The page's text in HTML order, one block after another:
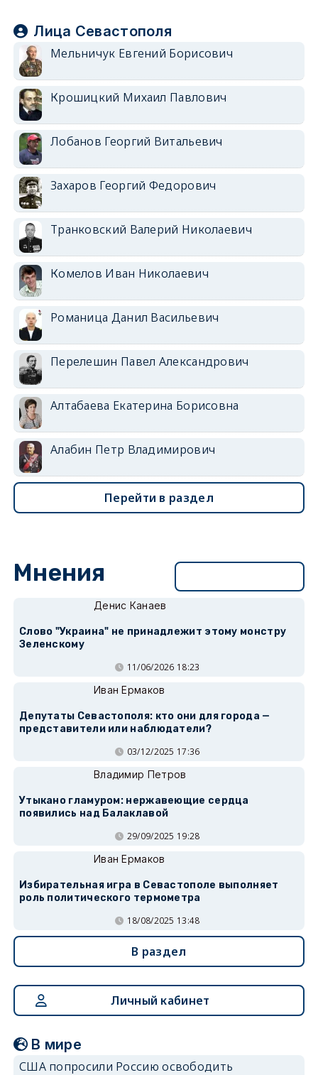
Лица Севастополя
Мельничук Евгений Борисович
Крошицкий Михаил Павлович
Лобанов Георгий Витальевич
Захаров Георгий Федорович
Транковский Валерий Николаевич
Комелов Иван Николаевич
Романица Данил Васильевич
Перелешин Павел Александрович
Алтабаева Екатерина Борисовна
Алабин Петр Владимирович
Перейти в раздел
Мнения
Денис Канаев
Слово "Украина" не принадлежит этому монстру
Зеленскому
11/06/2026 18:23
Иван Ермаков
Депутаты Севастополя: кто они для города —
представители или наблюдатели?
03/12/2025 17:36
Владимир Петров
Утыкано гламуром: нержавеющие сердца
появились над Балаклавой
29/09/2025 19:28
Иван Ермаков
Избирательная игра в Севастополе выполняет
роль политического термометра
18/08/2025 13:48
В раздел
Личный кабинет
В мире
США попросили Россию освободить